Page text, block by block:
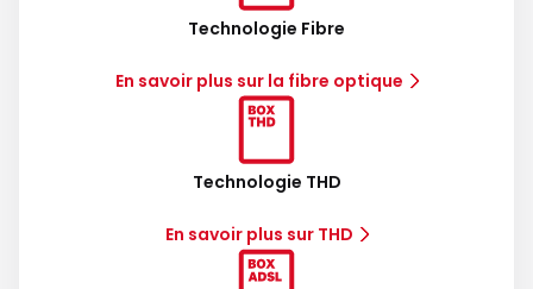
Technologie Fibre
En savoir plus sur la fibre optique
Technologie THD
En savoir plus sur THD